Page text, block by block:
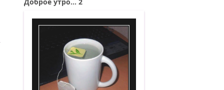
КТО СЧАСТЬЕ ЗНАЛ, УЖ НЕ УЗНАЕТ